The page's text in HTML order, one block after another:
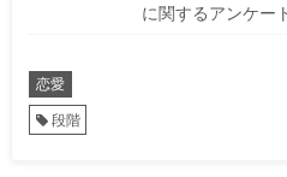
に関するアンケー
恋愛
段階